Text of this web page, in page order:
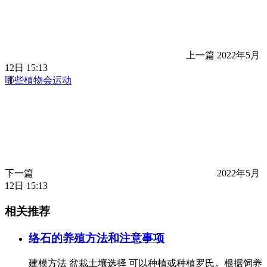
上一篇 2022年5月
12日 15:13
哪些植物会运动
下一篇
2022年5月
12日 15:13
相关推荐
络石的养殖方法和注意事项
建模方法 盆栽土壤选择 可以种植或种植罗氏。根据饲养